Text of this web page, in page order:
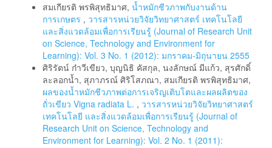
สมเกียรติ พรพิสุทธิมาศ, น้ำหมักชีวภาพกับงานด้าน
การเกษตร , วารสารหน่วยวิจัยวิทยาศาสตร์ เทคโนโลยี
และสิ่งแวดล้อมเพื่อการเรียนรู้ (Journal of Research Unit
on Science, Technology and Environment for
Learning): Vol. 3 No. 1 (2012): มกราคม-มิถุนายน 2555
ศิริรัตน์ ก๋าวีเขียว, บุญนิธิ คัสกุล, นงลักษณ์ มีแก้ว, สุรศักดิ์
ละลอกน้ำ, สุภาภรณ์ ศิริโสภณา, สมเกียรติ พรพิสุทธิมาศ,
ผลของน้ำหมักชีวภาพต่อการเจริญเติบโตและผลผลิตของ
ถั่วเขียว Vigna radiata L. , วารสารหน่วยวิจัยวิทยาศาสตร์
เทคโนโลยี และสิ่งแวดล้อมเพื่อการเรียนรู้ (Journal of
Research Unit on Science, Technology and
Environment for Learning): Vol. 2 No. 1 (2011):